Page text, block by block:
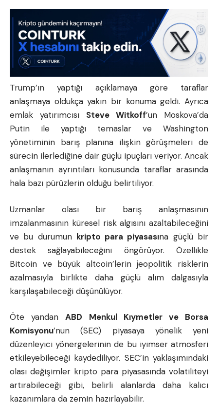
Trump’ın yaptığı açıklamaya göre taraflar
anlaşmaya oldukça yakın bir konuma geldi. Ayrıca
emlak yatırımcısı Steve Witkoff’un Moskova’da
Putin ile yaptığı temaslar ve Washington
yönetiminin barış planına ilişkin görüşmeleri de
sürecin ilerlediğine dair güçlü ipuçları veriyor. Ancak
anlaşmanın ayrıntıları konusunda taraflar arasında
hala bazı pürüzlerin olduğu belirtiliyor.
Uzmanlar olası bir barış anlaşmasının
imzalanmasının küresel risk algısını azaltabileceğini
ve bu durumun kripto para piyasasına güçlü bir
destek sağlayabileceğini öngörüyor. Özellikle
Bitcoin ve büyük altcoin’lerin jeopolitik risklerin
azalmasıyla birlikte daha güçlü alım dalgasıyla
karşılaşabileceği düşünülüyor.
Öte yandanABD Menkul Kıymetler ve Borsa
Komisyonu’nun (SEC) piyasaya yönelik yeni
düzenleyici yönergelerinin de bu iyimser atmosferi
etkileyebileceği kaydediliyor. SEC’in yaklaşımındaki
olası değişimler kripto para piyasasında volatiliteyi
artırabileceği gibi, belirli alanlarda daha kalıcı
kazanımlara da zemin hazırlayabilir.